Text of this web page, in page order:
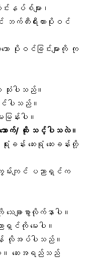
းနပ်စ်များ၊
က်တီးရီးယားပိုးဝင်
ာ ပိုးဝင်ခြင်းများကို ကု
းပါသည်။
င်ပါသည်။
န်းပါ။
ာက်/ ထိုး သင့်ပါသလဲ။
းခန်း ဆေးရုံ ဆေးခန်းတို့
မ်းကျင် ပညာရှင်က
ကို သေချာစွာလိုက်နာပါ။
ာရှင်ကို မေးပါ။
ရန် လိုအပ်ပါသည်။
။ ဆေးအရည်သည်